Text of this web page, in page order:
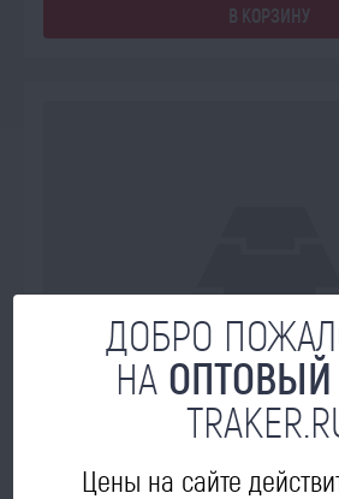
В КОРЗИНУ
ДОБРО
НА ОПТОВЫЙ
Цены на сайте